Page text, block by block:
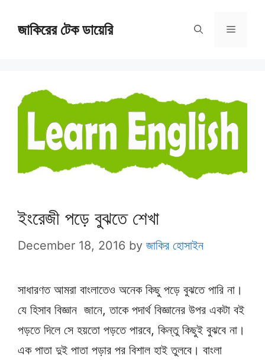
জাকিরের টেক ডায়েরি Menu
ইংরেজী পড়ে বুঝতে শেখা
December 18, 2016 by জাকির হোসাইন
সাধারণত আমরা বাংলাতেও অনেক কিছু পড়ে বুঝতে পারি না।
যে হিসাব বিজ্ঞান জানে, তাকে পদার্থ বিজ্ঞানের উপর একটা বই
পড়তে দিলে সে হয়তো পড়তে পারবে, কিন্তু কিছুই বুঝবে না।
এক পাতা দুই পাতা পড়ার পর বিশাল হাই তুলবে। বাংলা